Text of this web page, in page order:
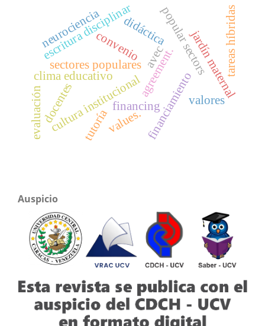
avec
sectores populares
financiamiento
convenio popular sectors
financing
agreement.
cultura institucional
clima educativo jardín maternal
valores
values.
tareas híbridas
escritura disciplinar
docentes
evaluación
neurociencia didáctica
tutoría
Auspicio